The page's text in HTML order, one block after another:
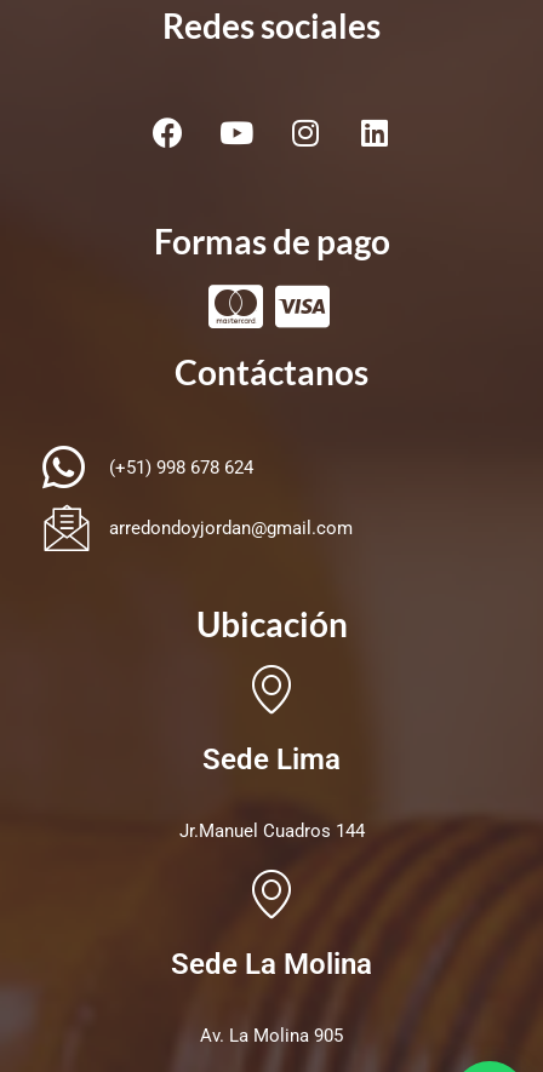
Redes sociales
Formas de pago
Contáctanos
(+51) 998 678 624
arredondoyjordan@gmail.com
Ubicación
Sede Lima
Jr.Manuel Cuadros 144
Sede La Molina
Av. La Molina 905